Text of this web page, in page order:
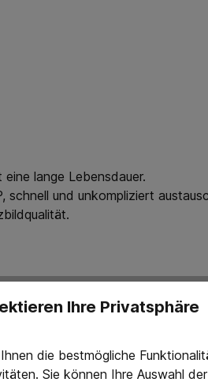
lange Lebensdauer.
schnell und unkompliziert
Ihre Privatsphäre
die bestmögliche
Sie können Ihre Auswahl